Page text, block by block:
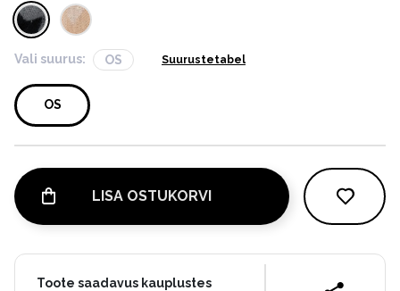
Vali suurus: OS Suurustetabel
OS
LISA OSTUKORVI
Toote saadavus kauplustes